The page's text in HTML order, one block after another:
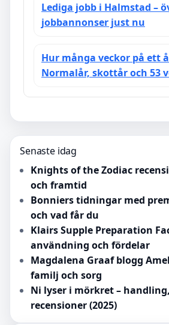
Lediga jobb i Halmstad –
jobbannonser just nu
Hur många veckor på ett
Normalår, skottår och 53
Senaste idag
Knights of the Zodiac
och framtid
Bonniers tidningar med
och vad får du
Klairs Supple Preparation
användning och fördelar
Magdalena Graaf blogg
familj och sorg
Ni lyser i mörkret –
recensioner (2025)